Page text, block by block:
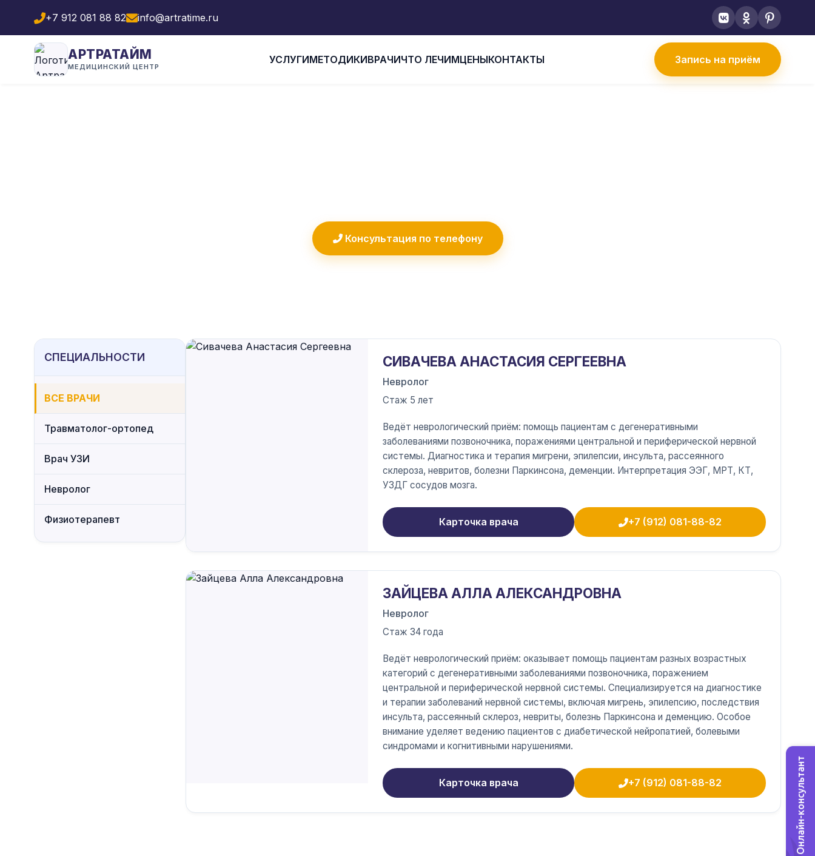
+7 912 081 88 82 info@artratime.ru
АРТРАТАЙМ
МЕДИЦИНСКИЙ ЦЕНТР
УСЛУГИМЕТОДИКИВРАЧИЧТО ЛЕЧИМЦЕНЫКОНТАКТЫ Запись на приём
Консультация по телефону
СПЕЦИАЛЬНОСТИ
ВСЕ ВРАЧИ
Травматолог-ортопед
Врач УЗИ
Невролог
Физиотерапевт
СИВАЧЕВА АНАСТАСИЯ СЕРГЕЕВНА
Невролог
Стаж 5 лет
Ведёт неврологический приём: помощь пациентам с дегенеративными
заболеваниями позвоночника, поражениями центральной и периферической нервной
системы. Диагностика и терапия мигрени, эпилепсии, инсульта, рассеянного
склероза, невритов, болезни Паркинсона, деменции. Интерпретация ЭЭГ, МРТ, КТ,
УЗДГ сосудов мозга.
Карточка врача +7 (912) 081-88-82
ЗАЙЦЕВА АЛЛА АЛЕКСАНДРОВНА
Невролог
Стаж 34 года
Ведёт неврологический приём: оказывает помощь пациентам разных возрастных
категорий с дегенеративными заболеваниями позвоночника, поражением
центральной и периферической нервной системы. Специализируется на диагностике
и терапии заболеваний нервной системы, включая мигрень, эпилепсию, последствия
инсульта, рассеянный склероз, невриты, болезнь Паркинсона и деменцию. Особое
внимание уделяет ведению пациентов с диабетической нейропатией, болевыми
синдромами и когнитивными нарушениями.
Карточка врача +7 (912) 081-88-82 Онлайн-консультант